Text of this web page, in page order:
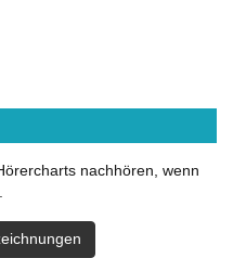
nachhören, wenn